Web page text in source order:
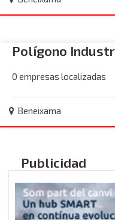
Polígono
0 empresas localizadas
Beneixama
Publicidad